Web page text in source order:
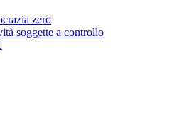
zero
soggette a controllo